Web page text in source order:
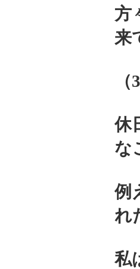
方
来
休
な
例
れ
私